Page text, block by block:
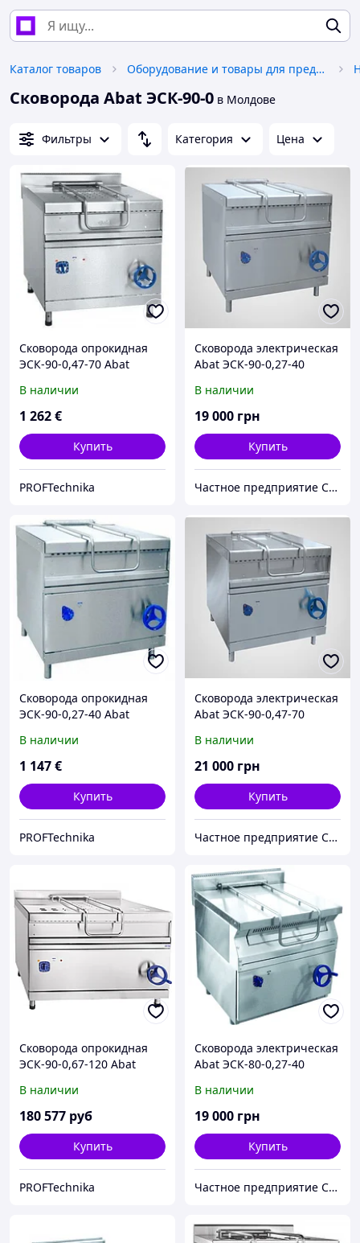
Каталог товаров Оборудование и товары для предоставления услуг
Сковорода Abat ЭСК-90-0 в Молдове
Фильтры Категория Цена
Сковорода опрокидная
ЭСК-90-0,47-70 Abat
В наличии
1 262€
Купить
PROFTechnika
Сковорода электрическая
Abat ЭСК-90-0,27-40
В наличии
19 000 грн
Купить
Частное предприятие София Мед
Сковорода опрокидная
ЭСК-90-0,27-40 Abat
В наличии
1 147€
Купить
PROFTechnika
Сковорода электрическая
Abat ЭСК-90-0,47-70
В наличии
21 000 грн
Купить
Частное предприятие София Мед
Сковорода опрокидная
ЭСК-90-0,67-120 Abat
В наличии
180 577 руб
Купить
PROFTechnika
Сковорода электрическая
Abat ЭСК-80-0,27-40
В наличии
19 000 грн
Купить
Частное предприятие София Мед